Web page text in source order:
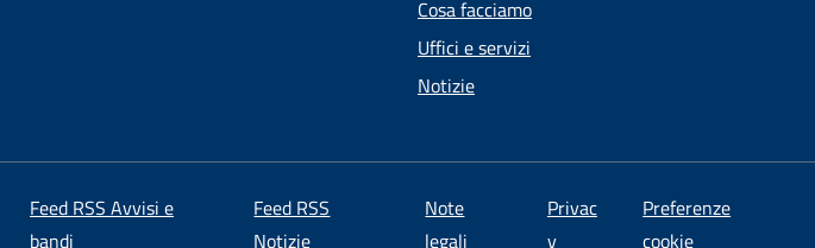
Cosa facciamo
Uffici e servizi
Notizie
Feed RSS Avvisi e
bandi
Feed RSS
Notizie
Note
legali
Privac
y
Preferenze
cookie